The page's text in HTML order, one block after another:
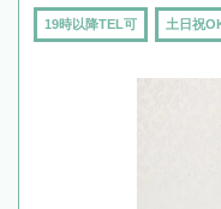
19時以降TEL可 土日祝